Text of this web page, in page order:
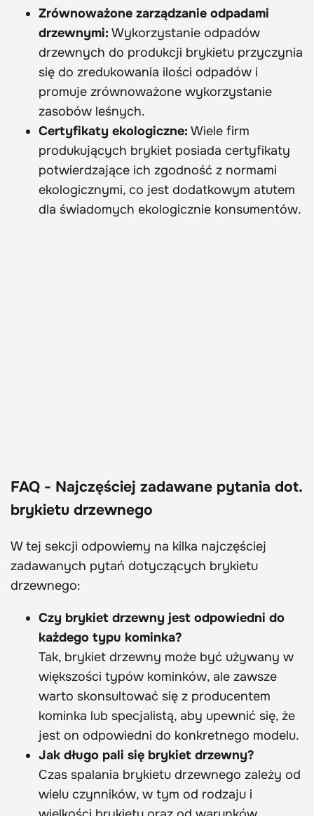
Zrównoważone zarządzanie odpadami
drzewnymi: Wykorzystanie odpadów
drzewnych do produkcji brykietu przyczynia
się do zredukowania ilości odpadów i
promuje zrównoważone wykorzystanie
zasobów leśnych.
Certyfikaty ekologiczne: Wiele firm
produkujących brykiet posiada certyfikaty
potwierdzające ich zgodność z normami
ekologicznymi, co jest dodatkowym atutem
dla świadomych ekologicznie konsumentów.
FAQ - Najczęściej zadawane pytania dot.
brykietu drzewnego
W tej sekcji odpowiemy na kilka najczęściej
zadawanych pytań dotyczących brykietu
drzewnego:
Czy brykiet drzewny jest odpowiedni do
każdego typu kominka?
Tak, brykiet drzewny może być używany w
większości typów kominków, ale zawsze
warto skonsultować się z producentem
kominka lub specjalistą, aby upewnić się, że
jest on odpowiedni do konkretnego modelu.
Jak długo pali się brykiet drzewny?
Czas spalania brykietu drzewnego zależy od
wielu czynników, w tym od rodzaju i